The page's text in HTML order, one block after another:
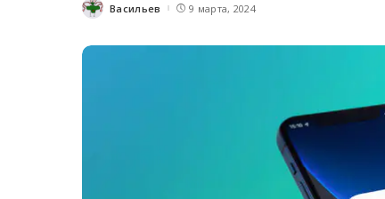
Posted
Васильев 9 марта, 2024